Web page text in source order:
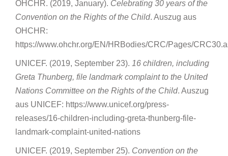
OHCHR. (2019, January). Celebrating 30 years of the
Convention on the Rights of the Child. Auszug aus
OHCHR:
https://www.ohchr.org/EN/HRBodies/CRC/Pages/
UNICEF. (2019, September 23). 16 children, including
Greta Thunberg, file landmark complaint to the United
Nations Committee on the Rights of the Child. Auszug
aus UNICEF: https://www.unicef.org/press-
releases/16-children-including-greta-thunberg-file-
landmark-complaint-united-nations
UNICEF. (2019, September 25). Convention on the